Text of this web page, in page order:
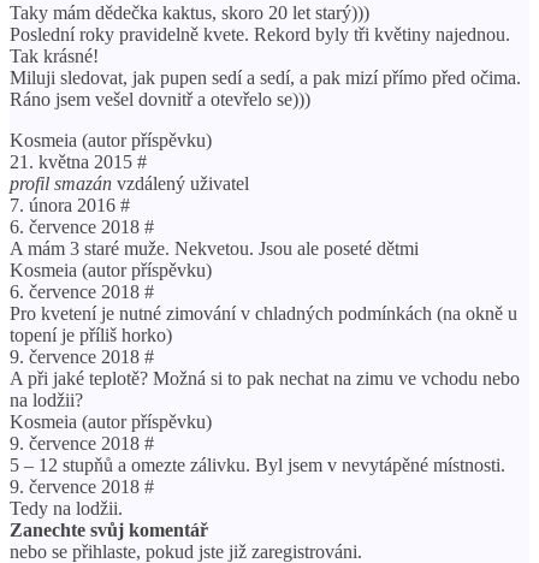
Taky mám dědečka kaktus, skoro 20 let starý)))
Poslední roky pravidelně kvete. Rekord byly tři květiny najednou.
Tak krásné!
Miluji sledovat, jak pupen sedí a sedí, a pak mizí přímo před očima.
Ráno jsem vešel dovnitř a otevřelo se)))
Kosmeia (autor příspěvku)
21. května 2015 #
profil smazán vzdálený uživatel
7. února 2016 #
6. července 2018 #
A mám 3 staré muže. Nekvetou. Jsou ale poseté dětmi
Kosmeia (autor příspěvku)
6. července 2018 #
Pro kvetení je nutné zimování v chladných podmínkách (na okně u
topení je příliš horko)
9. července 2018 #
A při jaké teplotě? Možná si to pak nechat na zimu ve vchodu nebo
na lodžii?
Kosmeia (autor příspěvku)
9. července 2018 #
5 – 12 stupňů a omezte zálivku. Byl jsem v nevytápěné místnosti.
9. července 2018 #
Tedy na lodžii.
Zanechte svůj komentář
nebo se přihlaste, pokud jste již zaregistrováni.